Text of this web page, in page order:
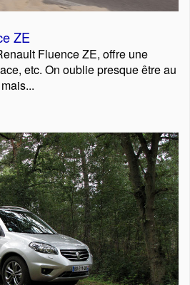
ZE
Fluence ZE, offre une
etc. On oublie presque être au